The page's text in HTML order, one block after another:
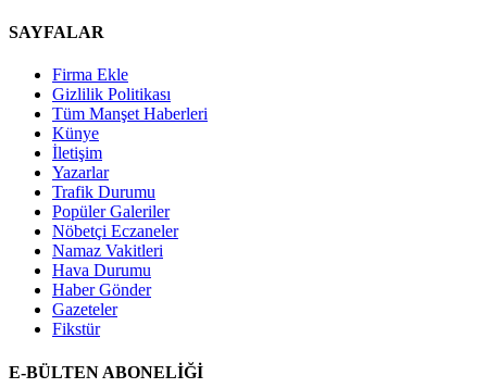
SAYFALAR
Firma Ekle
Gizlilik Politikası
Tüm Manşet Haberleri
Künye
İletişim
Yazarlar
Trafik Durumu
Popüler Galeriler
Nöbetçi Eczaneler
Namaz Vakitleri
Hava Durumu
Haber Gönder
Gazeteler
Fikstür
E-BÜLTEN ABONELİĞİ